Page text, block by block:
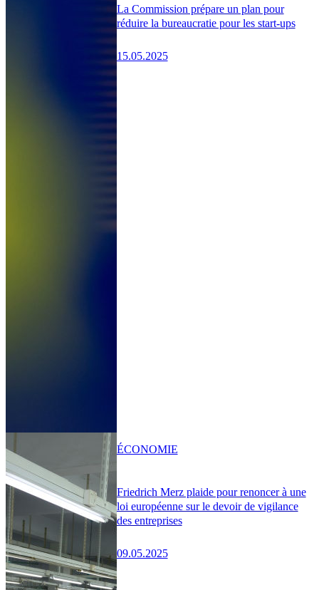
La Commission prépare un plan pour
réduire la bureaucratie pour les start-ups
15.05.2025
Friedrich Merz plaide pour renoncer à une
loi européenne sur le devoir de vigilance
des entreprises
09.05.2025
ÉCONOMIE